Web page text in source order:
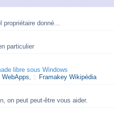
propriétaire donné...
particulier
libre sous Windows
WebApps, Framakey Wikipédia
on peut peut-être vous aider.